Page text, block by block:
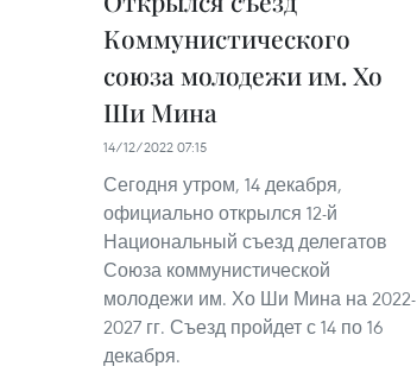
Коммунистического
союза молодежи им. Хо
Ши Мина
14/12/2022 07:15
Сегодня утром, 14 декабря,
официально открылся 12-й
Национальный съезд делегатов
Союза коммунистической
молодежи им. Хо Ши Мина на 2022-
2027 гг. Съезд пройдет с 14 по 16
декабря.